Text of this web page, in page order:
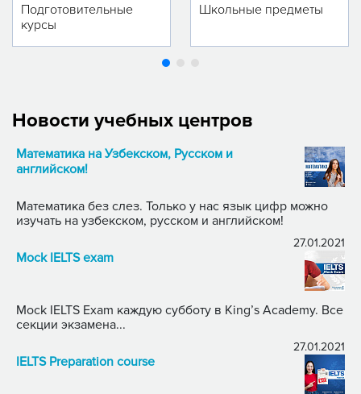
Подготовительные
курсы
Школьные предметы
Новости учебных центров
Математика на Узбекском, Русском и
английском!
Математика без слез. Только у нас язык цифр можно
изучать на узбекском, русском и английском!
27.01.2021
Mock IELTS exam
Mock IELTS Exam каждую субботу в King’s Academy. Все
секции экзамена...
27.01.2021
IELTS Preparation course